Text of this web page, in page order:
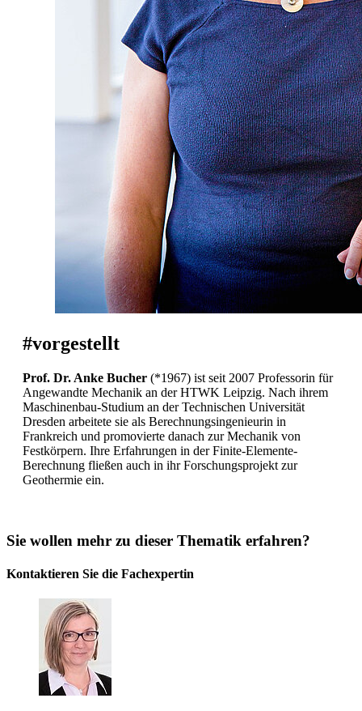
#vorgestellt
Prof. Dr. Anke Bucher (*1967) ist seit 2007 Professorin für
Angewandte Mechanik an der HTWK Leipzig. Nach ihrem
Maschinenbau-Studium an der Technischen Universität
Dresden arbeitete sie als Berechnungsingenieurin in
Frankreich und promovierte danach zur Mechanik von
Festkörpern. Ihre Erfahrungen in der Finite-Elemente-
Berechnung fließen auch in ihr Forschungsprojekt zur
Geothermie ein.
Sie wollen mehr zu dieser Thematik erfahren?
Kontaktieren Sie die Fachexpertin